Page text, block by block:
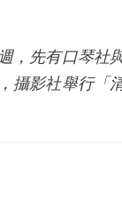
，先有口琴社
攝影社舉行「